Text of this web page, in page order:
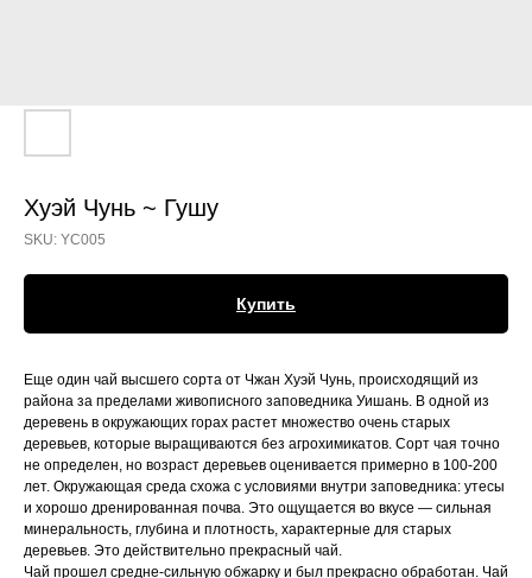
Хуэй Чунь ~ Гушу
SKU: YC005
Купить
Еще один чай высшего сорта от Чжан Хуэй Чунь, происходящий из
района за пределами живописного заповедника Уишань. В одной из
деревень в окружающих горах растет множество очень старых
деревьев, которые выращиваются без агрохимикатов. Сорт чая точно
не определен, но возраст деревьев оценивается примерно в 100-200
лет. Окружающая среда схожа с условиями внутри заповедника: утесы
и хорошо дренированная почва. Это ощущается во вкусе — сильная
минеральность, глубина и плотность, характерные для старых
деревьев. Это действительно прекрасный чай.
Чай прошел средне-сильную обжарку и был прекрасно обработан. Чай